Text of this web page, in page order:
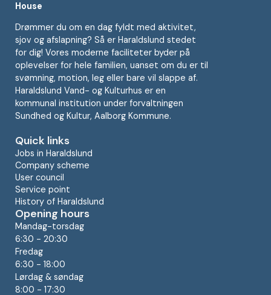
House
Drømmer du om en dag fyldt med aktivitet,
sjov og afslapning? Så er Haraldslund stedet
for dig! Vores moderne faciliteter byder på
oplevelser for hele familien, uanset om du er til
svømning, motion, leg eller bare vil slappe af.
Haraldslund Vand- og Kulturhus er en
kommunal institution under forvaltningen
Sundhed og Kultur, Aalborg Kommune.
Quick links
Jobs in Haraldslund
Company scheme
User council
Service point
History of Haraldslund
Opening hours
Mandag-torsdag
6:30 - 20:30
Fredag
6:30 - 18:00
Lørdag & søndag
8:00 - 17:30